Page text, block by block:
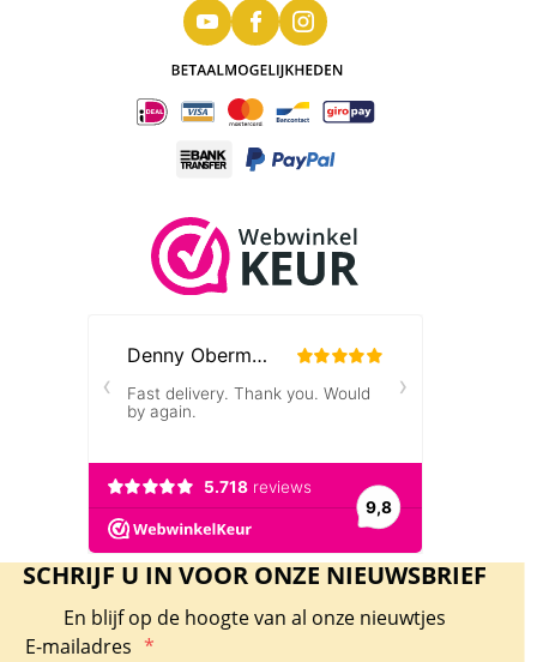
SCHRIJF U IN VOOR ONZE NIEUWSBRIEF
En blijf op de hoogte van al onze nieuwtjes
E-mailadres *